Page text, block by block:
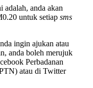
adalah, anda akan
untuk setiap sms
ingin ajukan atau
anda boleh merujuk
Perbadanan
atau di Twitter